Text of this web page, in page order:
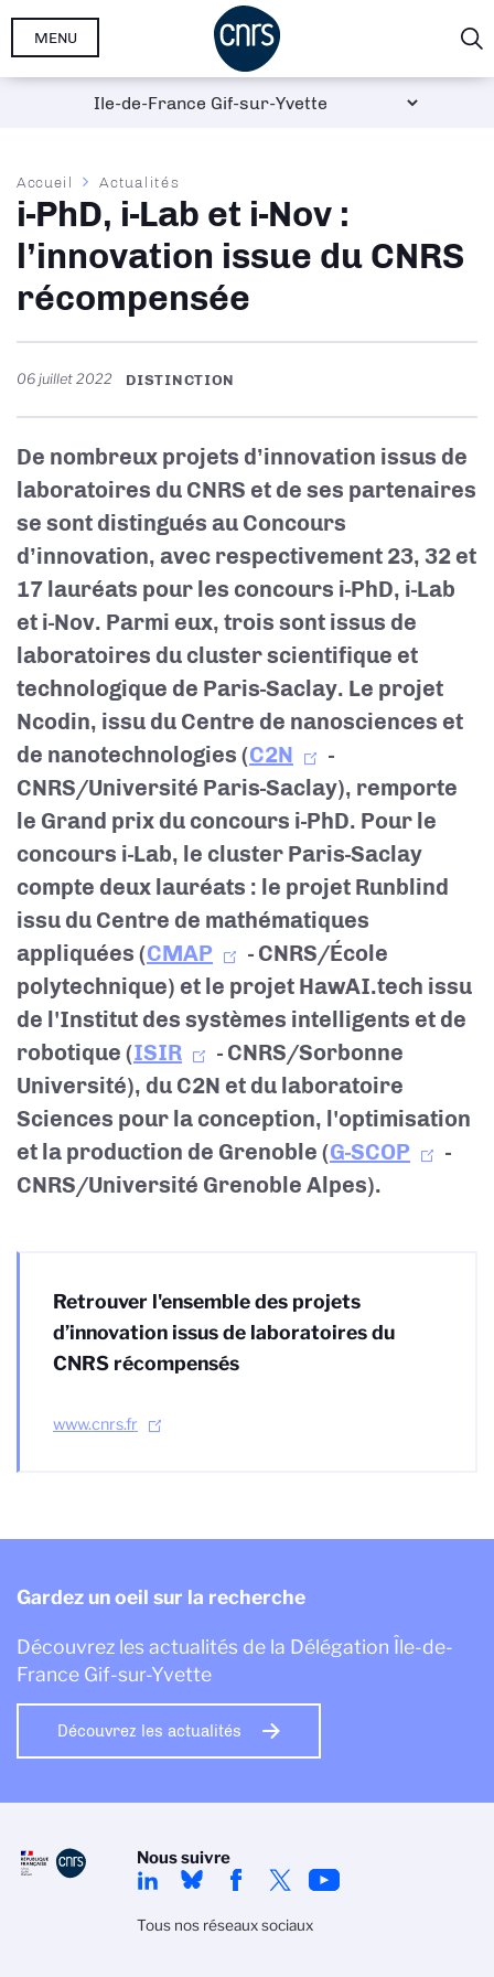
Aller
MENU
Fil
d'Ariane
Accueil Actualités
i-PhD, i-Lab et i-Nov :
l’innovation issue du CNRS
récompensée
06 juillet 2022 DISTINCTION
De nombreux projets d’innovation issus de
laboratoires du CNRS et de ses partenaires
se sont distingués au Concours
d’innovation, avec respectivement 23, 32 et
17 lauréats pour les concours i-PhD, i-Lab
et i-Nov. Parmi eux, trois sont issus de
laboratoires du cluster scientifique et
technologique de Paris-Saclay. Le projet
Ncodin, issu du Centre de nanosciences et
de nanotechnologies (C2N
-
CNRS/Université Paris-Saclay), remporte
le Grand prix du concours i-PhD. Pour le
concours i-Lab, le cluster Paris-Saclay
compte deux lauréats : le projet Runblind
issu du Centre de mathématiques
appliquées (CMAP
- CNRS/École
polytechnique) et le projet HawAI.tech issu
de l'Institut des systèmes intelligents et de
robotique (ISIR
- CNRS/Sorbonne
Université), du C2N et du laboratoire
Sciences pour la conception, l'optimisation
et la production de Grenoble (G-SCOP
-
CNRS/Université Grenoble Alpes).
Retrouver l'ensemble des projets
d’innovation issus de laboratoires du
CNRS récompensés
www.cnrs.fr
Gardez un oeil sur la recherche
Découvrez les actualités de la Délégation Île-de-
France Gif-sur-Yvette
Découvrez les actualités
Nous suivre
Tous nos réseaux sociaux